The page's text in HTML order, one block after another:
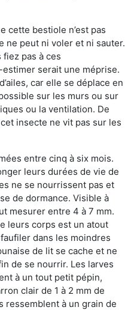
cette bestiole n’est pas
ne peut ni voler et ni sauter.
pas à ces
serait une méprise.
car elle se déplace en
sur les murs ou sur
ou la ventilation. De
insecte ne vit pas sur les
entre cinq à six mois.
leurs durées de vie de
ne se nourrissent pas et
de dormance. Visible à
mesurer entre 4 à 7 mm.
leurs corps est un atout
dans les moindres
de lit se cache et ne
de se nourrir. Les larves
à un tout petit pépin,
clair de 1 à 2 mm de
à un grain de